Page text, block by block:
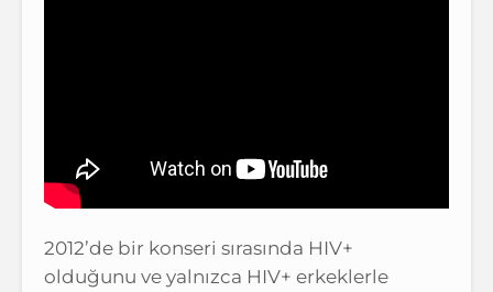
2012’de bir konseri sırasında HIV+
olduğunu ve yalnızca HIV+ erkeklerle